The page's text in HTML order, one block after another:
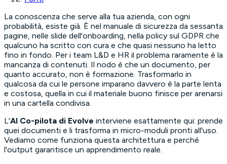
La conoscenza che serve alla tua azienda, con ogni
probabilità, esiste già. È nel manuale di sicurezza da sessanta
pagine, nelle slide dell'onboarding, nella policy sul GDPR che
qualcuno ha scritto con cura e che quasi nessuno ha letto
fino in fondo. Per i team L&D e HR il problema raramente è la
mancanza di contenuti. Il nodo è che un documento, per
quanto accurato, non è formazione. Trasformarlo in
qualcosa da cui le persone imparano davvero è la parte lenta
e costosa, quella in cui il materiale buono finisce per arenarsi
in una cartella condivisa.
L'AI Co-pilota di Evolve interviene esattamente qui: prende
quei documenti e li trasforma in micro-moduli pronti all'uso.
Vediamo come funziona questa architettura e perché
l'output garantisce un apprendimento reale.